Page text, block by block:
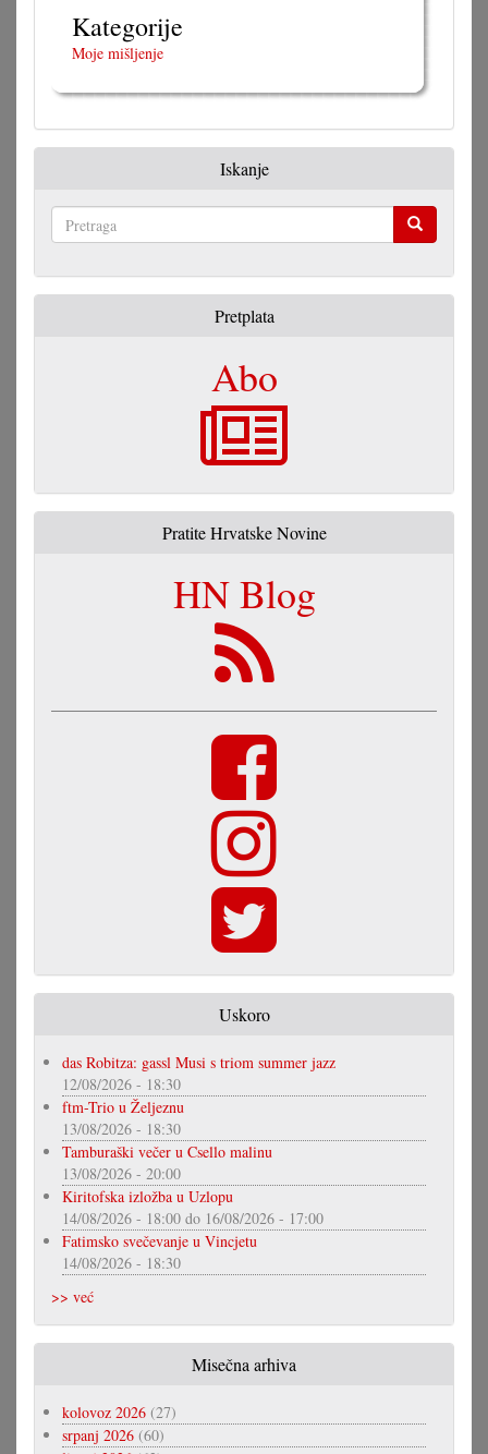
Kategorije
Moje mišljenje
Iskanje
Pretplata
Abo
Pratite Hrvatske Novine
HN Blog
Uskoro
das Robitza: gassl Musi s triom summer jazz
12/08/2026 - 18:30
ftm-Trio u Željeznu
13/08/2026 - 18:30
Tamburaški večer u Csello malinu
13/08/2026 - 20:00
Kiritofska izložba u Uzlopu
14/08/2026 - 18:00 do 16/08/2026 - 17:00
Fatimsko svečevanje u Vincjetu
14/08/2026 - 18:30
>> već
Misečna arhiva
kolovoz 2026 (27)
srpanj 2026 (60)